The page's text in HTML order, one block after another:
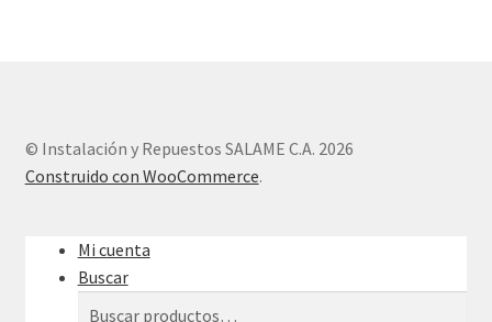
© Instalación y Repuestos SALAME C.A. 2026
Construido con WooCommerce.
Mi cuenta
Buscar